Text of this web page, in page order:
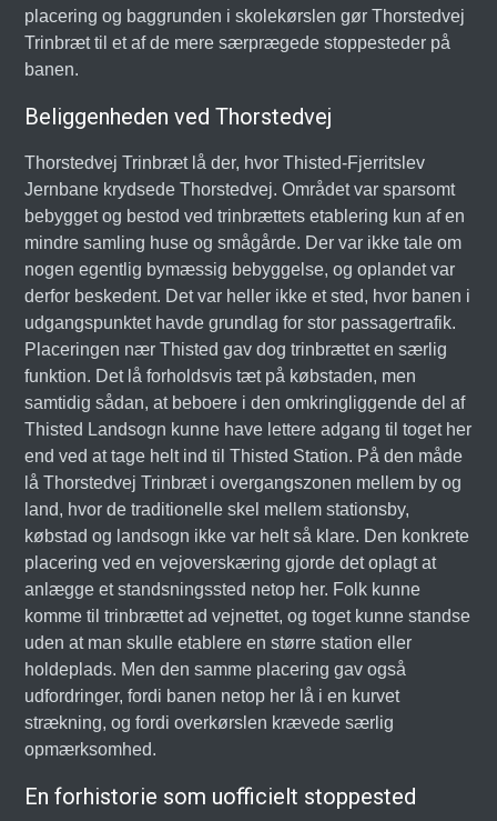
placering og baggrunden i skolekørslen gør Thorstedvej
Trinbræt til et af de mere særprægede stoppesteder på
banen.
Beliggenheden ved Thorstedvej
Thorstedvej Trinbræt lå der, hvor Thisted-Fjerritslev
Jernbane krydsede Thorstedvej. Området var sparsomt
bebygget og bestod ved trinbrættets etablering kun af en
mindre samling huse og smågårde. Der var ikke tale om
nogen egentlig bymæssig bebyggelse, og oplandet var
derfor beskedent. Det var heller ikke et sted, hvor banen i
udgangspunktet havde grundlag for stor passagertrafik.
Placeringen nær Thisted gav dog trinbrættet en særlig
funktion. Det lå forholdsvis tæt på købstaden, men
samtidig sådan, at beboere i den omkringliggende del af
Thisted Landsogn kunne have lettere adgang til toget her
end ved at tage helt ind til Thisted Station. På den måde
lå Thorstedvej Trinbræt i overgangszonen mellem by og
land, hvor de traditionelle skel mellem stationsby,
købstad og landsogn ikke var helt så klare. Den konkrete
placering ved en vejoverskæring gjorde det oplagt at
anlægge et standsningssted netop her. Folk kunne
komme til trinbrættet ad vejnettet, og toget kunne standse
uden at man skulle etablere en større station eller
holdeplads. Men den samme placering gav også
udfordringer, fordi banen netop her lå i en kurvet
strækning, og fordi overkørslen krævede særlig
opmærksomhed.
En forhistorie som uofficielt stoppested